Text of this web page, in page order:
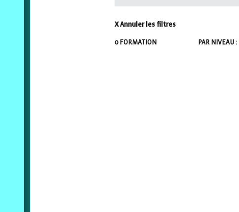
X Annuler les filtres
0FORMATION PAR NIVEAU :